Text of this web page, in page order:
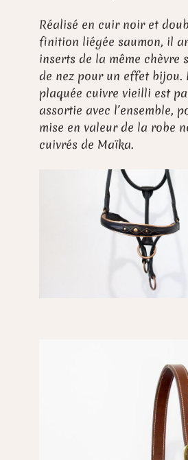
Réalisé en cuir noir et
finition liégée saumon, il
inserts de la même chèvre
de nez pour un effet bijou.
plaquée cuivre vieilli est
assortie avec l’ensemble,
mise en valeur de la robe
cuivrés de Maïka.